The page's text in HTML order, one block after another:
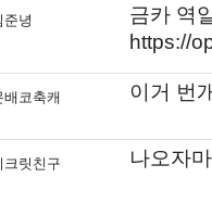
준녕
금카 역
https://
배코축캐 이거 번
크릿친구 나오자